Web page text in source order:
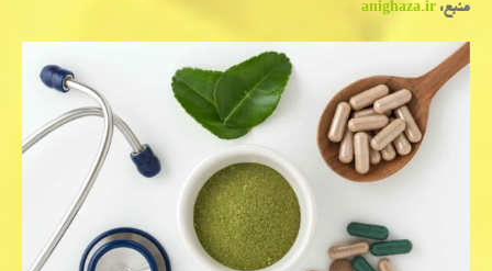
منبع:anighaza.ir